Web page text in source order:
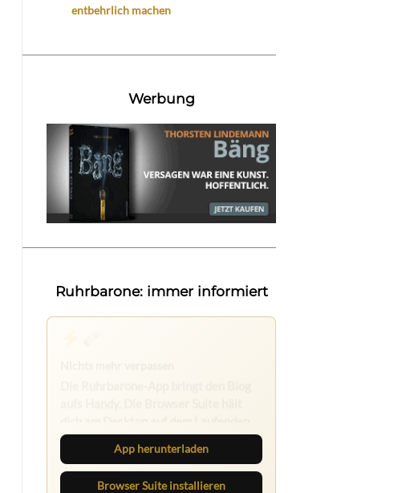
entbehrlich machen
Werbung
Ruhrbarone: immer informiert
App, am Rechner mit der Browser
App herunterladen
Browser Suite installieren